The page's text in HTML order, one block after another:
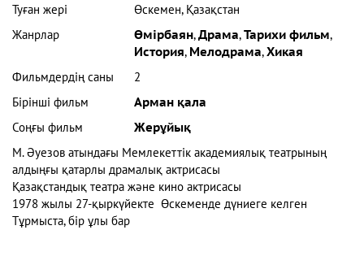
Туған жері
Өскемен, Қазақстан
Жанрлар
Өмірбаян,Драма,Тарихи фильм,
История, Мелодрама,Хикая
Фильмдердің саны
2
Бірінші фильм
Арман қала
Соңғы фильм
Жерұйық
М. Әуезов атындағы Мемлекеттік академиялық театрының
алдыңғы қатарлы драмалық актрисасы
Қазақстандық театра және кино актрисасы
1978 жылы 27-қыркүйекте Өскеменде дүниеге келген
Тұрмыста, бір ұлы бар